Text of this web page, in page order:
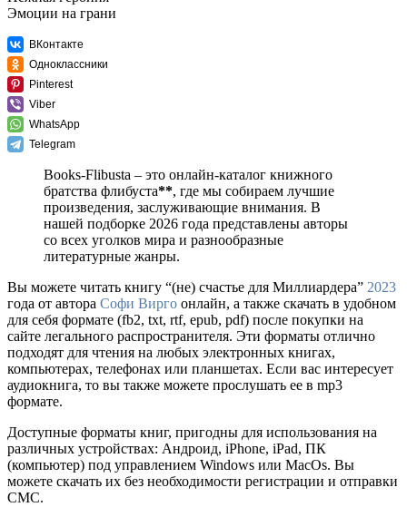
Эмоции на грани
ВКонтакте
Одноклассники
Pinterest
Viber
WhatsApp
Telegram
Books-Flibusta – это онлайн-каталог книжного
братства флибуста**, где мы собираем лучшие
произведения, заслуживающие внимания. В
нашей подборке 2026 года представлены авторы
со всех уголков мира и разнообразные
литературные жанры.
Вы можете читать книгу “(не) счастье для Миллиардера” 2023
года от автора Софи Вирго онлайн, а также скачать в удобном
для себя формате (fb2, txt, rtf, epub, pdf) после покупки на
сайте легального распространителя. Эти форматы отлично
подходят для чтения на любых электронных книгах,
компьютерах, телефонах или планшетах. Если вас интересует
аудиокнига, то вы также можете прослушать ее в mp3
формате.
Доступные форматы книг, пригодны для использования на
различных устройствах: Андроид, iPhone, iPad, ПК
(компьютер) под управлением Windows или MacOs. Вы
можете скачать их без необходимости регистрации и отправки
СМС.